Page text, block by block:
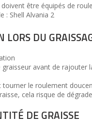
être équipés de
: Shell Alvania 2
DU
avant de rajouter
tourner le roulement
cela risque de
DE GRAISSE